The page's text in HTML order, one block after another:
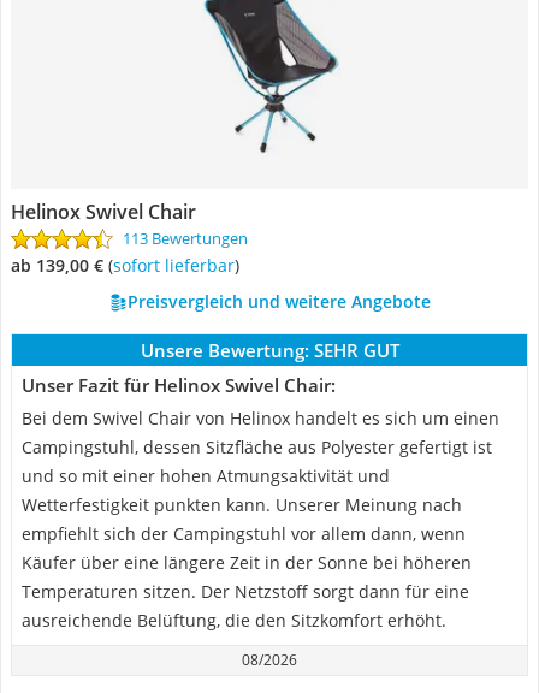
Helinox Swivel Chair
113 Bewertungen
ab 139,00 € ( Sofort lieferbar)
Preisvergleich und weitere Angebote
Unsere Bewertung: SEHR GUT
Unser Fazit für Helinox Swivel Chair:
Bei dem Swivel Chair von Helinox handelt es sich um einen
Campingstuhl, dessen Sitzfläche aus Polyester gefertigt ist
und so mit einer hohen Atmungsaktivität und
Wetterfestigkeit punkten kann. Unserer Meinung nach
empfiehlt sich der Campingstuhl vor allem dann, wenn
Käufer über eine längere Zeit in der Sonne bei höheren
Temperaturen sitzen. Der Netzstoff sorgt dann für eine
ausreichende Belüftung, die den Sitzkomfort erhöht.
08/2026